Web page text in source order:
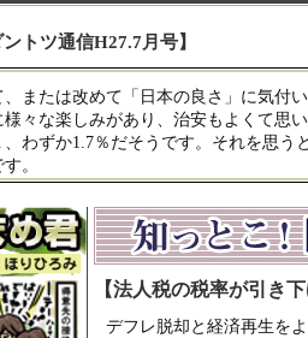
トツ通信H27.7月号】
または改めて「日本の良さ」に気付
々な楽しみがあり、治安もよくて思
、わずか1.7％だそうです。それを思
。
【法人税の税率が引き
デフレ脱却と経済再生を